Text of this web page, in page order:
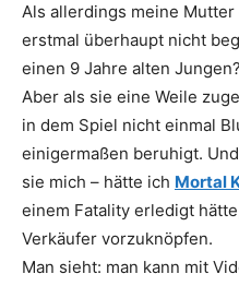
Als allerdings meine Mutter
erstmal überhaupt nicht
einen 9 Jahre alten Jungen?
Aber als sie eine Weile
in dem Spiel nicht einmal
einigermaßen beruhigt.
sie mich – hätte ich Mortal
einem Fatality erledigt
Verkäufer vorzuknöpfen.
Man sieht: man kann mit